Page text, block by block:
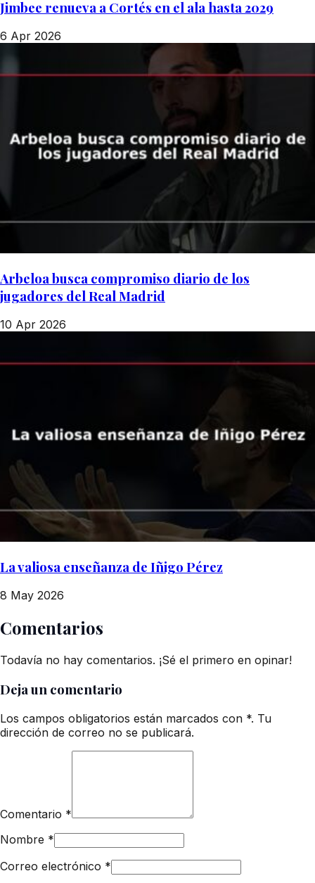
Jimbee renueva a Cortés en el ala hasta 2029
6 Apr 2026
Arbeloa busca compromiso diario de los
jugadores del Real Madrid
10 Apr 2026
La valiosa enseñanza de Iñigo Pérez
8 May 2026
Comentarios
Todavía no hay comentarios. ¡Sé el primero en opinar!
Deja un comentario
Los campos obligatorios están marcados con *. Tu
dirección de correo no se publicará.
Comentario *
Nombre *
Correo electrónico *